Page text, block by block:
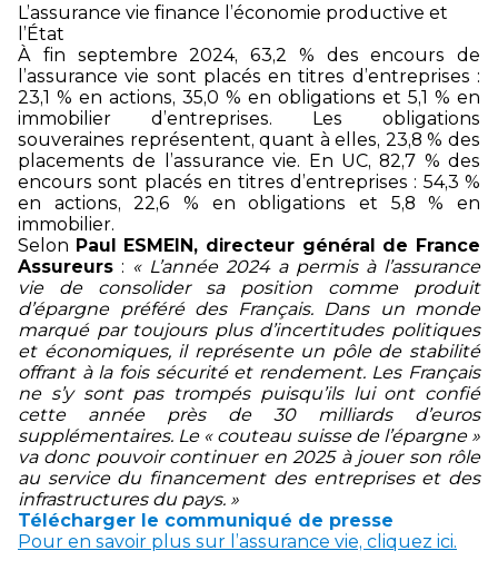
L’assurance vie finance l’économie productive et
l’État
À fin septembre 2024, 63,2 % des encours de
l’assurance vie sont placés en titres d’entreprises :
23,1 % en actions, 35,0 % en obligations et 5,1 % en
immobilier d’entreprises. Les obligations
souveraines représentent, quant à elles, 23,8 % des
placements de l’assurance vie. En UC, 82,7 % des
encours sont placés en titres d’entreprises : 54,3 %
en actions, 22,6 % en obligations et 5,8 % en
immobilier.
Selon Paul ESMEIN, directeur général de France
Assureurs : « L’année 2024 a permis à l’assurance
vie de consolider sa position comme produit
d’épargne préféré des Français. Dans un monde
marqué par toujours plus d’incertitudes politiques
et économiques, il représente un pôle de stabilité
offrant à la fois sécurité et rendement. Les Français
ne s’y sont pas trompés puisqu’ils lui ont confié
cette année près de 30 milliards d’euros
supplémentaires. Le « couteau suisse de l’épargne »
va donc pouvoir continuer en 2025 à jouer son rôle
au service du financement des entreprises et des
infrastructures du pays. »
Télécharger le communiqué de presse
Pour en savoir plus sur l’assurance vie, cliquez ici.